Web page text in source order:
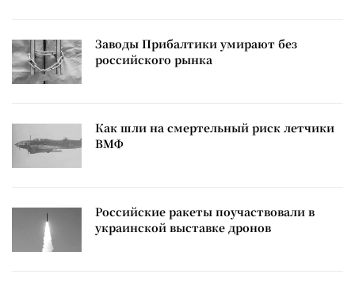
Заводы Прибалтики умирают без
российского рынка
Как шли на смертельный риск летчики
ВМФ
Российские ракеты поучаствовали в
украинской выставке дронов